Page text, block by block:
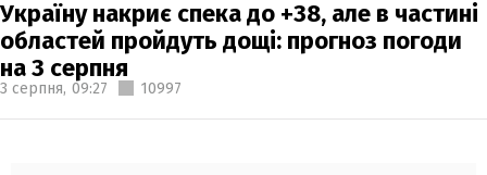
Україну накриє спека до +38, але в частині
областей пройдуть дощі: прогноз погоди
на 3 серпня
3 серпня, 09:27 10997